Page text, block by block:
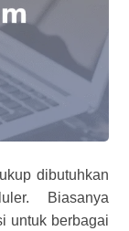
dibutuhkan
Biasanya
untuk berbagai